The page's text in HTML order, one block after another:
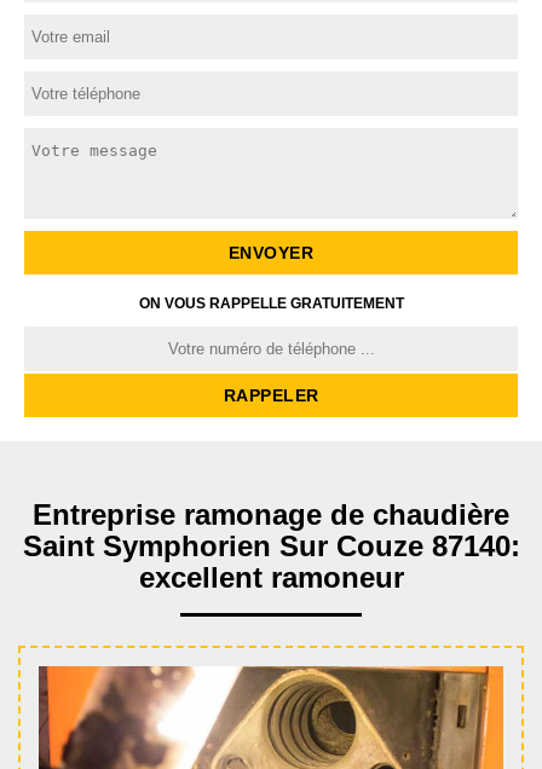
ON VOUS RAPPELLE GRATUITEMENT
Entreprise ramonage de chaudière
Saint Symphorien Sur Couze 87140:
excellent ramoneur